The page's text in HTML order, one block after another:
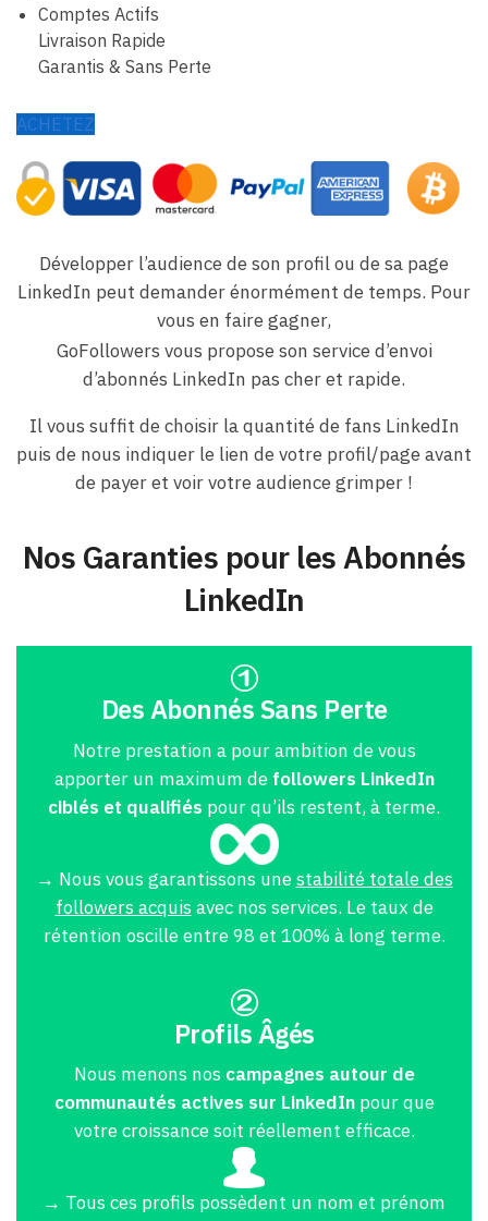
Comptes Actifs
Livraison Rapide
Garantis & Sans Perte
ACHETEZ
Développer l’audience de son profil ou de sa page
LinkedIn peut demander énormément de temps. Pour
vous en faire gagner,
GoFollowers vous propose son service d’envoi
d’abonnés LinkedIn pas cher et rapide.
Il vous suffit de choisir la quantité de fans LinkedIn
puis de nous indiquer le lien de votre profil/page avant
de payer et voir votre audience grimper !
Nos Garanties pour les Abonnés
LinkedIn
Des Abonnés Sans Perte
Notre prestation a pour ambition de vous
apporter un maximum de followers LinkedIn
ciblés et qualifiés pour qu’ils restent, à terme.
→ Nous vous garantissons unestabilité totale des
followers acquisavec nos services. Le taux de
rétention oscille entre 98 et 100% à long terme.
Profils Âgés
Nous menons nos campagnes autour de
communautés actives sur LinkedInpour que
votre croissance soit réellement efficace.
→ Tous ces profils possèdent un nom et prénom